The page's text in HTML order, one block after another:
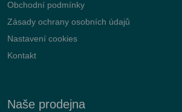
Obchodní podmínky
Zásady ochrany osobních údajů
Nastavení cookies
Kontakt
Naše prodejna